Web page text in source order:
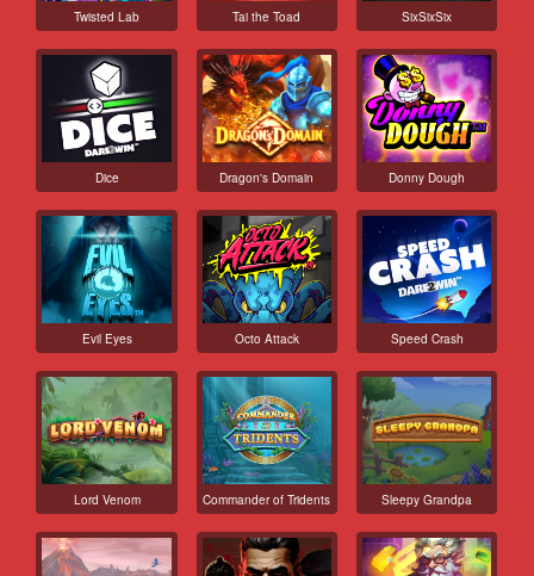
Twisted Lab Tai the Toad SixSixSix
Dice Dragon's Domain Donny Dough
Evil Eyes Octo Attack Speed Crash
Lord Venom Commander of Tridents Sleepy Grandpa